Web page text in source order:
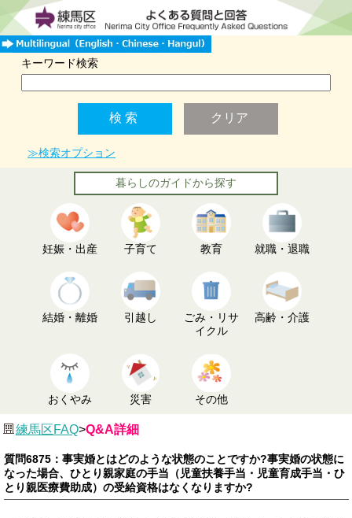
キーワード検索
≫検索オプション
暮らしのガイドから探す
妊娠・出産 子育て 教育 就職・退職
結婚・離婚 引越し
ごみ・リサ
イクル
高齢・介護
おくやみ 災害 その他
練馬区FAQ>Q&A詳細
質問6875：事実婚とはどのような状態のことですか?事実婚の状態に
なった場合、ひとり親家庭の手当（児童扶養手当・児童育成手当・ひ
とり親医療費助成）の受給資格はなくなりますか?